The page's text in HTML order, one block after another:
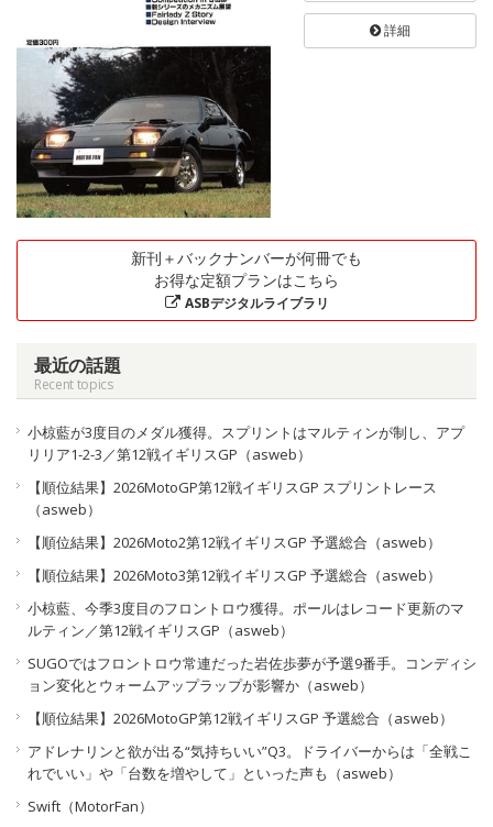
詳細
新刊＋バックナンバーが何冊でも
お得な定額プランはこちら
ASBデジタルライブラリ
最近の話題
Recent topics
小椋藍が3度目のメダル獲得。スプリントはマルティンが制し、アプ
リリア1-2-3／第12戦イギリスGP（asweb）
【順位結果】2026MotoGP第12戦イギリスGP スプリントレース
（asweb）
【順位結果】2026Moto2第12戦イギリスGP 予選総合（asweb）
【順位結果】2026Moto3第12戦イギリスGP 予選総合（asweb）
小椋藍、今季3度目のフロントロウ獲得。ポールはレコード更新のマ
ルティン／第12戦イギリスGP（asweb）
SUGOではフロントロウ常連だった岩佐歩夢が予選9番手。コンディシ
ョン変化とウォームアップラップが影響か（asweb）
【順位結果】2026MotoGP第12戦イギリスGP 予選総合（asweb）
アドレナリンと欲が出る“気持ちいい”Q3。ドライバーからは「全戦こ
れでいい」や「台数を増やして」といった声も（asweb）
Swift（MotorFan）